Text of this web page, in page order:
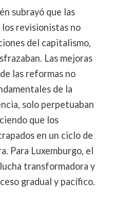
subrayó que las
revisionistas no
del capitalismo,
Las mejoras
las reformas no
de la
solo perpetuaban
que los
en un ciclo de
Para Luxemburgo, el
transformadora y
gradual y pacífico.